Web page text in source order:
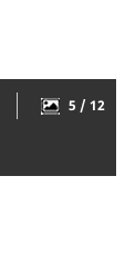
5 / 12